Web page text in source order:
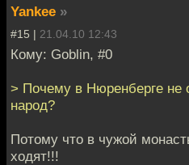
Yankee »
#15 | 21.04.10 12:43
Кому: Goblin, #0
> Почему в Нюренберге не
народ?
Потому что в чужой
ходят!!!